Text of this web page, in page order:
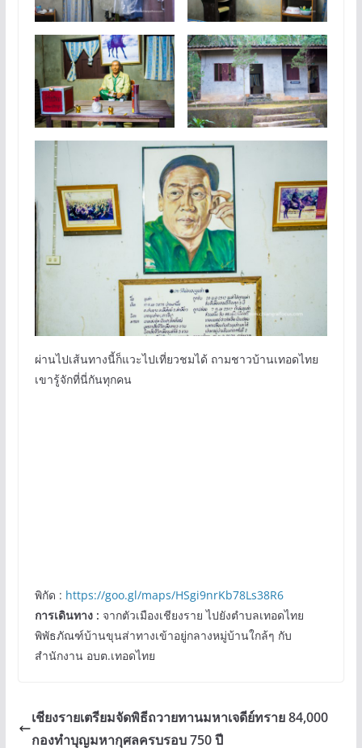
ผ่านไปเส้นทางนี้ก็แวะไปเที่ยวชมได้ ถามชาวบ้านเทอดไทย
เขารู้จักที่นี่กันทุกคน
พิกัด : https://goo.gl/maps/HSgi9nrKb78Ls38R6
การเดินทาง : จากตัวเมืองเชียงราย ไปยังตำบลเทอดไทย
พิพัธภัณฑ์บ้านขุนส่าทางเข้าอยู่กลางหมู่บ้านใกล้ๆ กับ
สำนักงาน อบต.เทอดไทย
เชียงรายเตรียมจัดพิธีถวายทานมหาเจดีย์ทราย 84,000
กองทำบุญมหากุศลครบรอบ 750 ปี